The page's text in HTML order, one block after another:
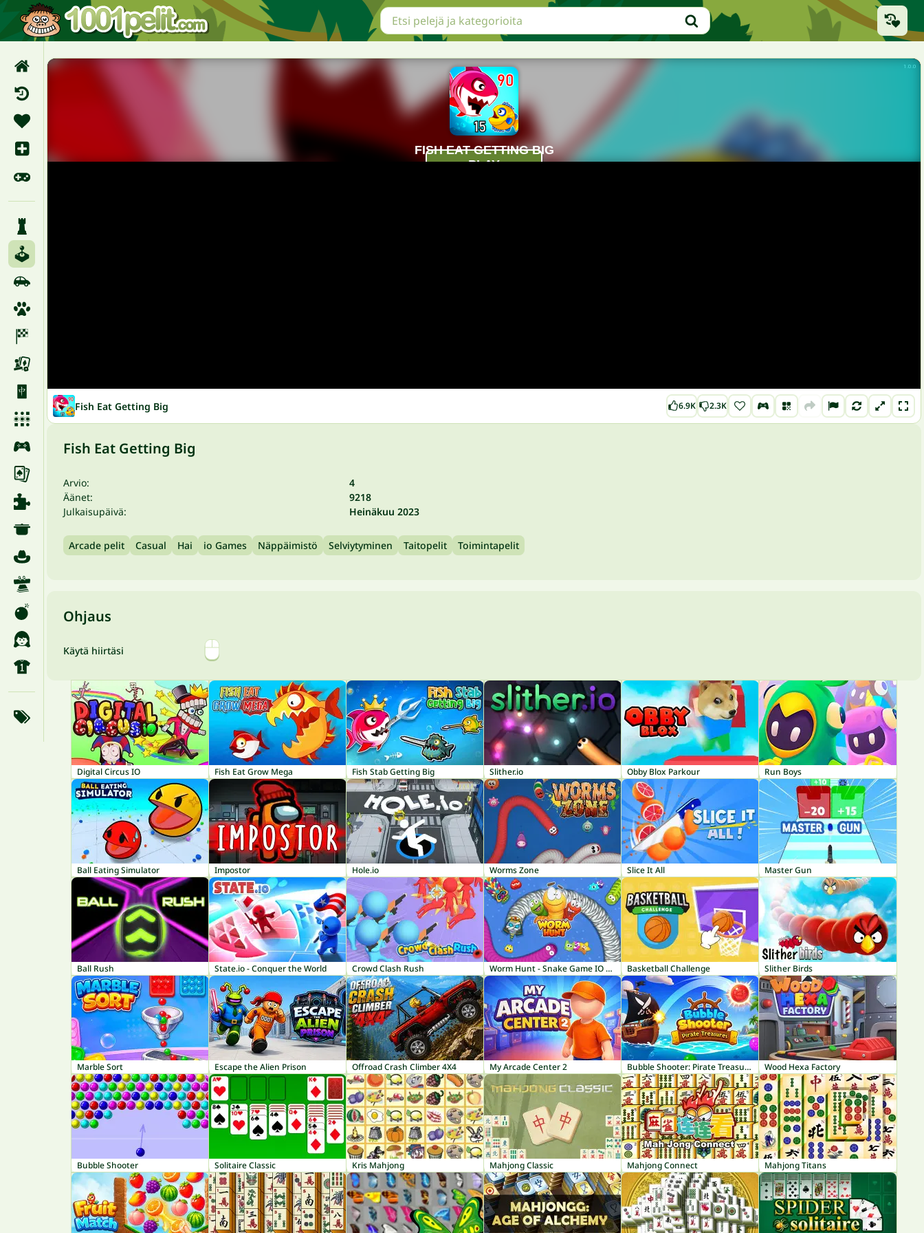
Fish Eat Getting Big 6.9K 2.3K
Fish Eat Getting Big
Arvio:
4
Äänet:
9218
Julkaisupäivä:
Heinäkuu 2023
Arcade pelit Casual Hai io Games Näppäimistö Selviytyminen Taitopelit Toimintapelit
Ohjaus
Käytä hiirtäsi
Digital Circus IO Fish Eat Grow Mega Fish Stab Getting Big Slither.io Obby Blox Parkour Run Boys
Ball Eating Simulator Impostor Hole.io Worms Zone Slice It All Master Gun
Ball Rush State.io - Conquer the World Crowd Clash Rush Worm Hunt - Snake Game IO Zone Basketball Challenge Slither Birds
Marble Sort Escape the Alien Prison Offroad Crash Climber 4X4 My Arcade Center 2 Bubble Shooter: Pirate Treasures Wood Hexa Factory
Bubble Shooter Solitaire Classic Kris Mahjong Mahjong Classic Mahjong Connect Mahjong Titans